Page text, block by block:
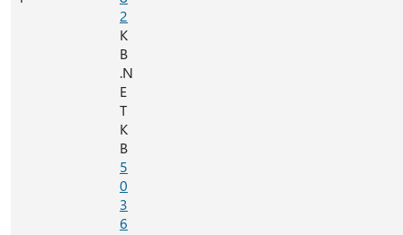
2
K
B
.N
E
T
K
B
5
0
3
6